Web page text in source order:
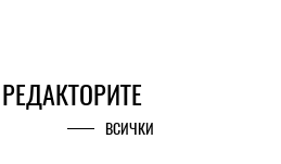
ВСИЧКИ